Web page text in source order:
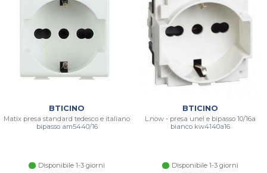
BTICINO
Matix presa standard tedesco e italiano
bipasso am5440/16
Disponibile 1-3 giorni
BTICINO
L.now - presa unel e bipasso 10/16a
bianco kw4140a16
Disponibile 1-3 giorni